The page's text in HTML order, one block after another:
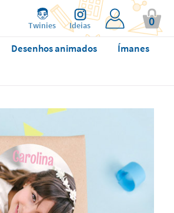
Twinies Ideias 0
Desenhos animados
Ímanes